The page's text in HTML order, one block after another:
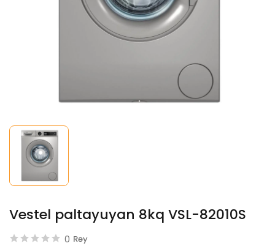
Vestel paltayuyan 8kq VSL-82010S
0 Rəy